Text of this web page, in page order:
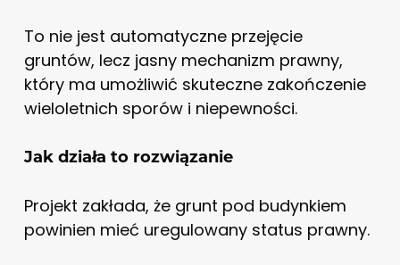
To nie jest automatyczne przejęcie
gruntów, lecz jasny mechanizm prawny,
który ma umożliwić skuteczne zakończenie
wieloletnich sporów i niepewności.
Jak działa to rozwiązanie
Projekt zakłada, że grunt pod budynkiem
powinien mieć uregulowany status prawny.